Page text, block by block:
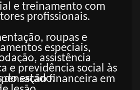
e treinamento com
profissionais.
roupas e
especiais,
assistência
e previdência social às
do estado.financeira em